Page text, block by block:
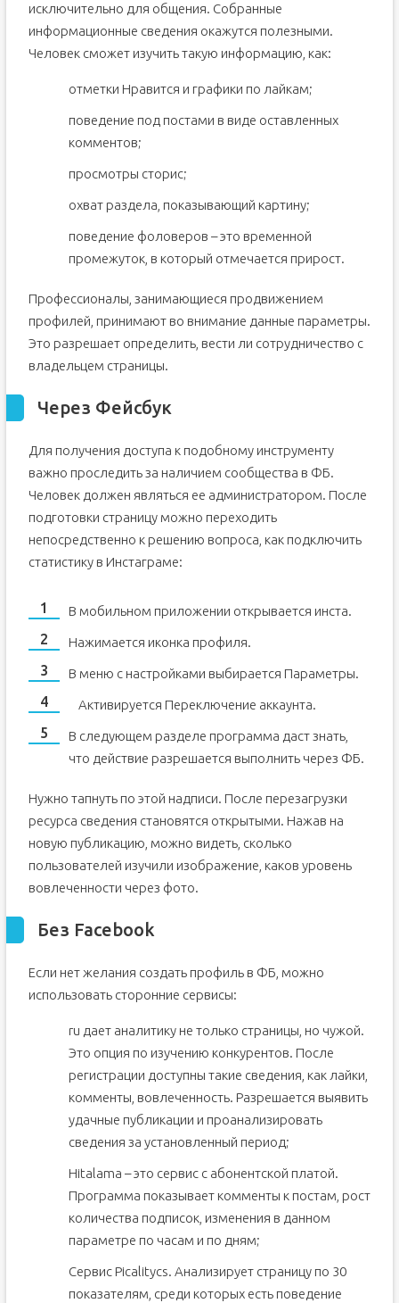
исключительно для общения. Собранные
информационные сведения окажутся полезными.
Человек сможет изучить такую информацию, как:
отметки Нравится и графики по лайкам;
поведение под постами в виде оставленных
комментов;
просмотры сторис;
охват раздела, показывающий картину;
поведение фоловеров – это временной
промежуток, в который отмечается прирост.
Профессионалы, занимающиеся продвижением
профилей, принимают во внимание данные параметры.
Это разрешает определить, вести ли сотрудничество с
владельцем страницы.
Через Фейсбук
Для получения доступа к подобному инструменту
важно проследить за наличием сообщества в ФБ.
Человек должен являться ее администратором. После
подготовки страницу можно переходить
непосредственно к решению вопроса, как подключить
статистику в Инстаграме:
В мобильном приложении открывается инста.
Нажимается иконка профиля.
В меню с настройками выбирается Параметры.
Активируется Переключение аккаунта.
В следующем разделе программа даст знать,
что действие разрешается выполнить через ФБ.
Нужно тапнуть по этой надписи. После перезагрузки
ресурса сведения становятся открытыми. Нажав на
новую публикацию, можно видеть, сколько
пользователей изучили изображение, каков уровень
вовлеченности через фото.
Без Facebook
Если нет желания создать профиль в ФБ, можно
использовать сторонние сервисы:
ru дает аналитику не только страницы, но чужой.
Это опция по изучению конкурентов. После
регистрации доступны такие сведения, как лайки,
комменты, вовлеченность. Разрешается выявить
удачные публикации и проанализировать
сведения за установленный период;
Hitalama – это сервис с абонентской платой.
Программа показывает комменты к постам, рост
количества подписок, изменения в данном
параметре по часам и по дням;
Сервис Picalitycs. Анализирует страницу по 30
показателям, среди которых есть поведение